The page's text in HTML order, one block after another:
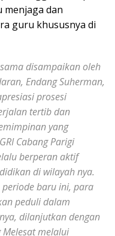
menjaga dan
guru khususnya di
disampaikan oleh
Endang Suherman,
prosesi
tertib dan
yang
Cabang Parigi
berperan aktif
di wilayah nya.
baru ini, para
peduli dalam
dilanjutkan dengan
melalui